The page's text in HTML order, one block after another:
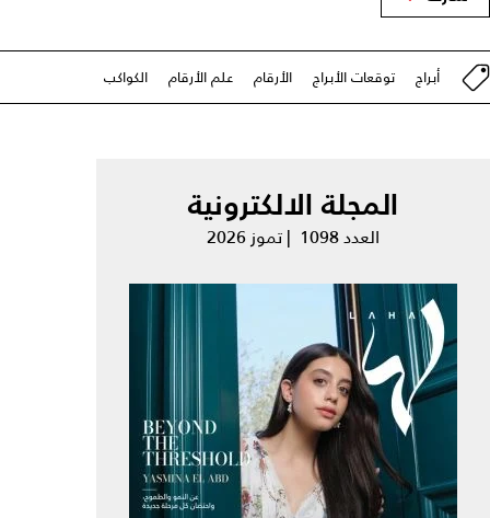
أبراج توقعات الأبراج الأرقام علم الأرقام الكواكب
المجلة الالكترونية
العدد 1098 | تموز 2026